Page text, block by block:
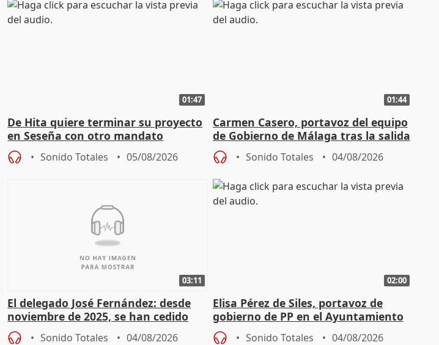
01:47
De Hita quiere terminar su proyecto
en Seseña con otro mandato
Sonido Totales 05/08/2026
01:44
Carmen Casero, portavoz del equipo
de Gobierno de Málaga tras la salida
de Pérez de Siles
Sonido Totales 04/08/2026
03:11
El delegado José Fernández: desde
noviembre de 2025, se han cedido
9.810 ayudas por nacimiento
Sonido Totales 04/08/2026
02:00
Elisa Pérez de Siles, portavoz de
gobierno de PP en el Ayuntamiento
de Málaga, deja la política
Sonido Totales 04/08/2026